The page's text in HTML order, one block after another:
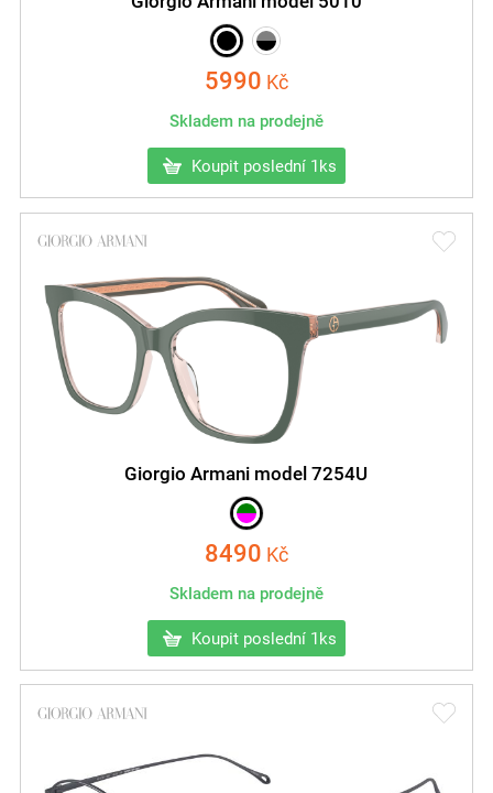
5990 Kč
Skladem na prodejně
Koupit poslední 1ks
Giorgio Armani model 7254U
8490 Kč
Skladem na prodejně
Koupit poslední 1ks